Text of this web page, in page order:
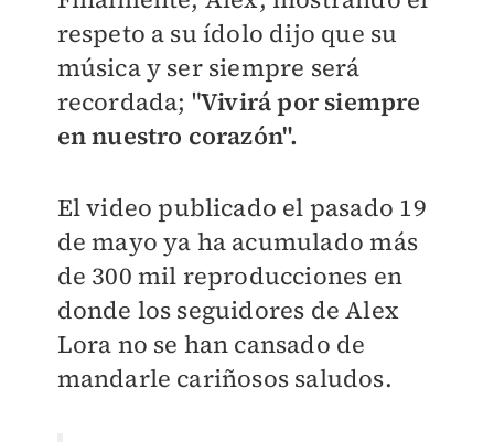
respeto a su ídolo dijo que su
música y ser siempre será
recordada; "Vivirá por siempre
en nuestro corazón".
El video publicado el pasado 19
de mayo ya ha acumulado más
de 300 mil reproducciones en
donde los seguidores de Alex
Lora no se han cansado de
mandarle cariñosos saludos.